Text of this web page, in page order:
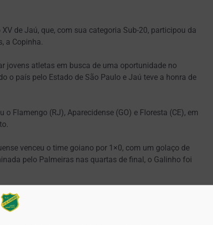
de Jaú, que, com sua categoria Sub-20, participou da
a Copinha.
jovens atletas em busca de uma oportunidade no
o país pelo Estado de São Paulo e Jaú teve a honra de
Flamengo (RJ), Aparecidense (GO) e Floresta (CE), em
venceu o time goiano por 1×0, com um golaço de
pelo Palmeiras nas quartas de final, o Galinho foi
de uma partida histórica. Diante de
rolou entre XV de Jaú e Flamengo, em 90 minutos